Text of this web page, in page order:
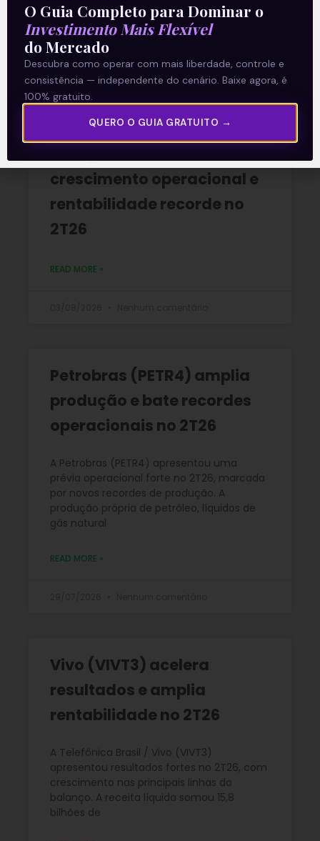
Selic em
READ MORE »
06/08/2026 Nenhum comentário
crescimento operacional e
rentabilidade recorde no
2T26
READ MORE »
Petrobras (PETR4) amplia
produção e bate recordes
operacionais no 2T26
A Petrobras (PETR4) apresentou uma
prévia operacional forte no 2T26, marcada
por novos recordes de produção. A
produção própria de petróleo, líquidos de
gás natural
READ MORE »
Vivo (VIVT3) acelera
resultados e amplia
rentabilidade no 2T26
A Telefônica Brasil / Vivo (VIVT3)
apresentou resultados fortes no 2T26, com
crescimento nas principais linhas do
balanço. A receita líquida somou 15,8
bilhões de
O Guia Completo para Dominar o
Investimento Mais Flexível
do Mercado
Descubra como operar com mais liberdade, controle e
consistência — independente do cenário. Baixe agora, é
100% gratuito.
QUERO O GUIA GRATUITO →